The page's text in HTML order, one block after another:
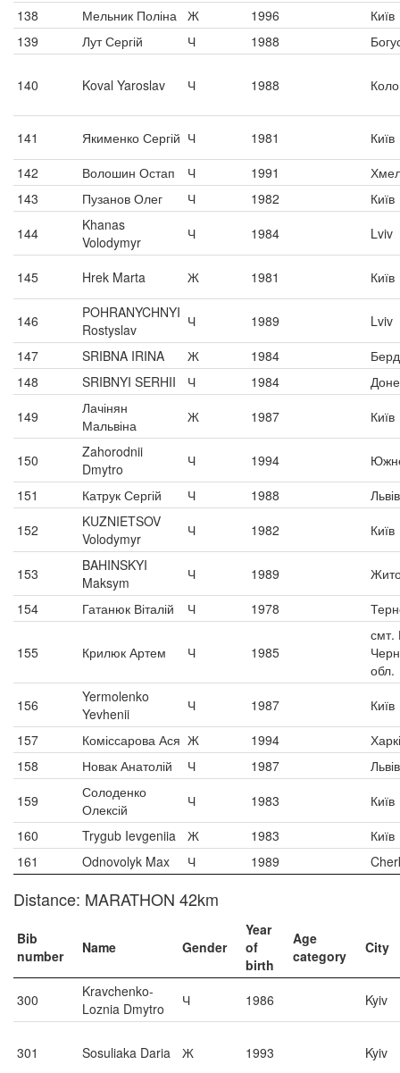
138
Мельник Поліна Ж 1996
Київ
139
Лут Сергій Ч 1988
140 Koval Yaroslav Ч 1988
141 Якименко Сергій Ч 1981
Київ
142
Волошин Остап Ч 1991
143
Пузанов Олег Ч 1982
Київ
144
Khanas
Volodymyr
Ч 1984 Lviv
145 Hrek Marta Ж 1981 Київ
146
POHRANYCHNYI
Rostyslav
Ч 1989
Lviv
147
SRIBNA IRINA Ж 1984
148
SRIBNYI SERHII Ч 1984
149
Лачінян
Мальвіна
Ж 1987 Київ
150
Zahorodnii
Dmytro
Ч 1994
151
Катрук Сергій Ч 1988
Львів
152
KUZNIETSOV
Volodymyr
Ч 1982 Київ
153
BAHINSKYI
Maksym
Ч 1989
154
Гатанюк Віталій Ч 1978
155 Крилюк Артем Ч 1985
смт.
обл.
156
Yermolenko
Yevhenii
Ч 1987
Київ
157
Коміссарова Ася Ж 1994
158
Новак Анатолій Ч 1987
Львів
159
Солоденко
Олексій
Ч 1983
Київ
160
Trygub Ievgeniia Ж 1983
Київ
161
Odnovolyk Max Ч 1989
Distance: MARATHON 42km
Bib
number
Name Gender
Year
of
birth
Age
category
City
300
Kravchenko-
Loznia Dmytro
Ч 1986 Kyiv
301 Sosuliaka Daria Ж 1993 Kyiv